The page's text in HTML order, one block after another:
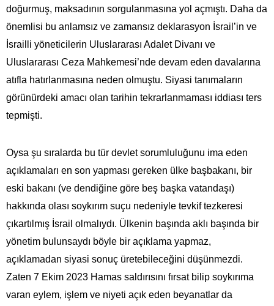
doğurmuş, maksadının sorgulanmasına yol açmıştı. Daha da
önemlisi bu anlamsız ve zamansız deklarasyon İsrail’in ve
İsrailli yöneticilerin Uluslararası Adalet Divanı ve
Uluslararası Ceza Mahkemesi’nde devam eden davalarına
atıfla hatırlanmasına neden olmuştu. Siyasi tanımaların
görünürdeki amacı olan tarihin tekrarlanmaması iddiası ters
tepmişti.
Oysa şu sıralarda bu tür devlet sorumluluğunu ima eden
açıklamaları en son yapması gereken ülke başbakanı, bir
eski bakanı (ve dendiğine göre beş başka vatandaşı)
hakkında olası soykırım suçu nedeniyle tevkif tezkeresi
çıkartılmış İsrail olmalıydı. Ülkenin başında aklı başında bir
yönetim bulunsaydı böyle bir açıklama yapmaz,
açıklamadan siyasi sonuç üretebileceğini düşünmezdi.
Zaten 7 Ekim 2023 Hamas saldırısını fırsat bilip soykırıma
varan eylem, işlem ve niyeti açık eden beyanatlar da